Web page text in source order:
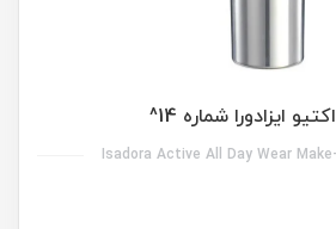
Isadora Active All Day Wear